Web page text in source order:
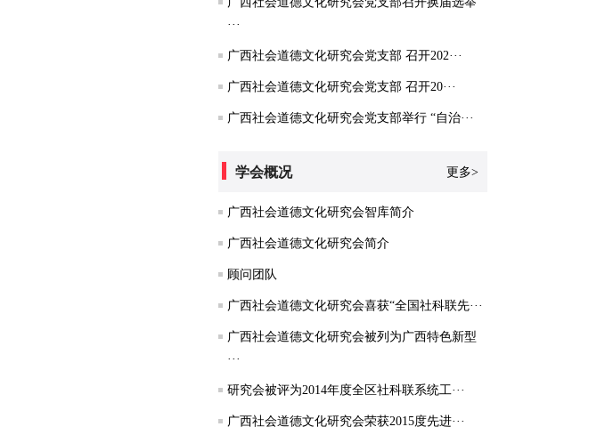
···
广西社会道德文化研究会党支部 召开202···
广西社会道德文化研究会党支部 召开20···
广西社会道德文化研究会党支部举行 “自治···
学会概况 更多>
广西社会道德文化研究会智库简介
广西社会道德文化研究会简介
顾问团队
广西社会道德文化研究会喜获“全国社科联先···
广西社会道德文化研究会被列为广西特色新型
···
研究会被评为2014年度全区社科联系统工···
广西社会道德文化研究会荣获2015度先进···